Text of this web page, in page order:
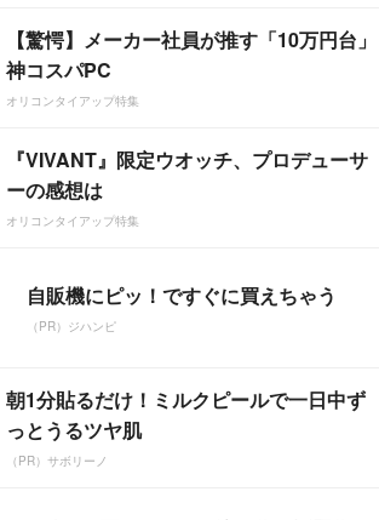
【驚愕】メーカー社員が推す「10万円台」
神コスパPC
オリコンタイアップ特集
『VIVANT』限定ウオッチ、プロデューサ
ーの感想は
オリコンタイアップ特集
自販機にピッ！ですぐに買えちゃう
（PR）ジハンピ
朝1分貼るだけ！ミルクピールで一日中ず
っとうるツヤ肌
（PR）サボリーノ